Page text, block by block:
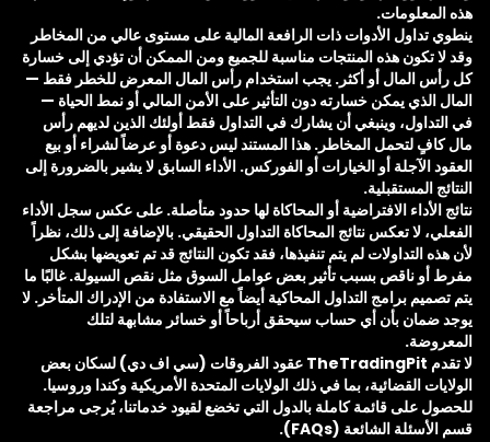
هذه المعلومات.
ينطوي تداول الأدوات ذات الرافعة المالية على مستوى عالي من المخاطر
وقد لا تكون هذه المنتجات مناسبة للجميع ومن الممكن أن تؤدي إلى خسارة
كل رأس المال أو أكثر. يجب استخدام رأس المال المعرض للخطر فقط —
المال الذي يمكن خسارته دون التأثير على الأمن المالي أو نمط الحياة —
في التداول، وينبغي أن يشارك في التداول فقط أولئك الذين لديهم رأس
مال كافٍ لتحمل المخاطر. هذا المستند ليس دعوة أو عرضاً لشراء أو بيع
العقود الآجلة أو الخيارات أو الفوركس. الأداء السابق لا يشير بالضرورة إلى
النتائج المستقبلية.
نتائج الأداء الافتراضية أو المحاكاة لها حدود متأصلة. على عكس سجل الأداء
الفعلي، لا تعكس نتائج المحاكاة التداول الحقيقي. بالإضافة إلى ذلك، نظراً
لأن هذه التداولات لم يتم تنفيذها، فقد تكون النتائج قد تم تعويضها بشكل
مفرط أو ناقص بسبب تأثير بعض عوامل السوق مثل نقص السيولة. غالبًا ما
يتم تصميم برامج التداول المحاكية أيضاً مع الاستفادة من الإدراك المتأخر. لا
يوجد ضمان بأن أي حساب سيحقق أرباحاً أو خسائر مشابهة لتلك
المعروضة.
لا تقدم TheTradingPit عقود الفروقات (سي اف دي) لسكان بعض
الولايات القضائية، بما في ذلك الولايات المتحدة الأمريكية وكندا وروسيا.
للحصول على قائمة كاملة بالدول التي تخضع لقيود خدماتنا، يُرجى مراجعة
قسم الأسئلة الشائعة (FAQs).